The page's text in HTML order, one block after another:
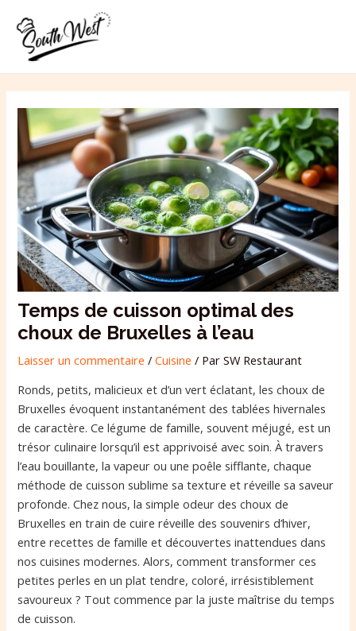
contenu
Temps de cuisson optimal des
choux de Bruxelles à l’eau
Laisser un commentaire /Cuisine / ParSW Restaurant
Ronds, petits, malicieux et d’un vert éclatant, les choux de
Bruxelles évoquent instantanément des tablées hivernales
de caractère. Ce légume de famille, souvent méjugé, est un
trésor culinaire lorsqu’il est apprivoisé avec soin. À travers
l’eau bouillante, la vapeur ou une poêle sifflante, chaque
méthode de cuisson sublime sa texture et réveille sa saveur
profonde. Chez nous, la simple odeur des choux de
Bruxelles en train de cuire réveille des souvenirs d’hiver,
entre recettes de famille et découvertes inattendues dans
nos cuisines modernes. Alors, comment transformer ces
petites perles en un plat tendre, coloré, irrésistiblement
savoureux ? Tout commence par la juste maîtrise du temps
de cuisson.